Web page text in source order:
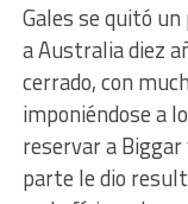
Gales se quitó un
a Australia diez
cerrado, con
imponiéndose a
reservar a
parte le dio